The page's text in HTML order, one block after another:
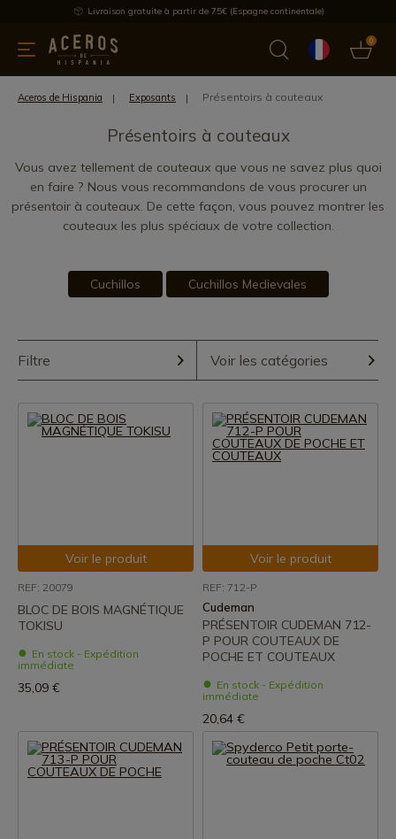
Livraison gratuite à partir de 75€ (Espagne continentale)
0
de cuisine Offre Dernières nouvelles Meilleures ventes
Aceros de Hispania Exposants Présentoirs à couteaux
Présentoirs à couteaux
Vous avez tellement de couteaux que vous ne savez plus quoi
en faire ? Nous vous recommandons de vous procurer un
présentoir à couteaux. De cette façon, vous pouvez montrer les
couteaux les plus spéciaux de votre collection.
Cuchillos Cuchillos Medievales
Filtre Voir les catégories
Voir le produit
REF: 20079
BLOC DE BOIS MAGNÉTIQUE
TOKISU
En stock - Expédition
immédiate
35,09 €
Voir le produit
REF: 712-P
Cudeman
PRÉSENTOIR CUDEMAN 712-
P POUR COUTEAUX DE
POCHE ET COUTEAUX
En stock - Expédition
immédiate
20,64 €